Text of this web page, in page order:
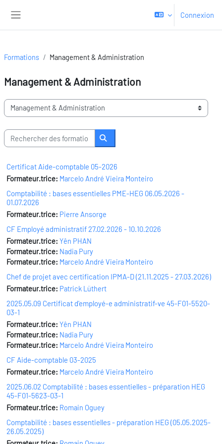
Connexion
Formations Management & Administration
Management & Administration
Domaines de formation
Rechercher des formations
Rechercher des formations
Certificat Aide-comptable 05-2026
Formateur.trice: Marcelo André Vieira Monteiro
Comptabilité : bases essentielles PME-HEG 06.05.2026 -
01.07.2026
Formateur.trice: Pierre Ansorge
CF Employé administratif 27.02.2026 - 10.10.2026
Formateur.trice: Yên PHAN
Formateur.trice: Nadia Pury
Formateur.trice: Marcelo André Vieira Monteiro
Chef de projet avec certification IPMA-D (21.11.2025 - 27.03.2026)
Formateur.trice: Patrick Lüthert
2025.05.09 Certificat d'employé-e administratif-ve 45-F01-5520-
03-1
Formateur.trice: Yên PHAN
Formateur.trice: Nadia Pury
Formateur.trice: Marcelo André Vieira Monteiro
CF Aide-comptable 03-2025
Formateur.trice: Marcelo André Vieira Monteiro
2025.06.02 Comptabilité : bases essentielles - préparation HEG
45-F01-5623-03-1
Formateur.trice: Romain Oguey
Comptabilité : bases essentielles - préparation HEG (05.05.2025-
26.05.2025)